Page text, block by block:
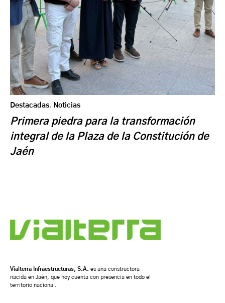
Destacadas, Noticias
Primera piedra para la transformación
integral de la Plaza de la Constitución de
Jaén
Vialterra Infraestructuras, S.A. es una constructora
nacida en Jaén, que hoy cuenta con presencia en todo el
territorio nacional.